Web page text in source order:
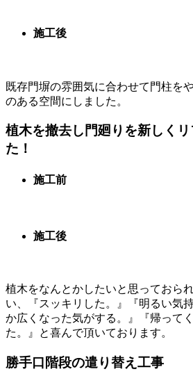
施工後
既存門塀の雰囲気に合わせて門柱を
のある空間にしました。
植木を撤去し門廻りを新しく
た！
施工前
施工後
植木をなんとかしたいと思っておら
い、『スッキリした。』『明るい気
か広くなった気がする。』『帰って
た。』と喜んで頂いております。
勝手口階段の遣り替え工事